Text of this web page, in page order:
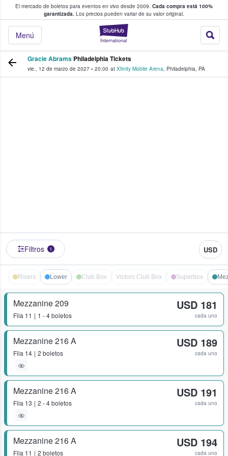
El mercado de boletos para eventos en vivo desde 2009. Cada compra está 100%
garantizada. Los precios pueden variar de su valor original.
StubHub: donde
Menú
fans compran y venden boletos
Gracie Abrams Philadelphia Tickets
vie., 12 de marzo de 2027 • 20:00 at Xfinity Mobile Arena, Philadelphia, PA
Filtros 1 USD
Risers Lower Club Box Victors Club Box Superbox
Mezzanine 209
Fila 11 1 - 4 boletos
USD 181
cada uno
Mezzanine 216 A
Fila 14 2 boletos
USD 189
cada uno
Mezzanine 216 A
Fila 13 2 - 4 boletos
USD 191
cada uno
Mezzanine 216 A
Fila 11 2 boletos
USD 194
cada uno